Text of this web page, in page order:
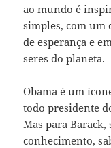
ao mundo é
simples, com um
de esperança e
seres do planeta.
Obama é um
todo presidente
Mas para
conhecimento,